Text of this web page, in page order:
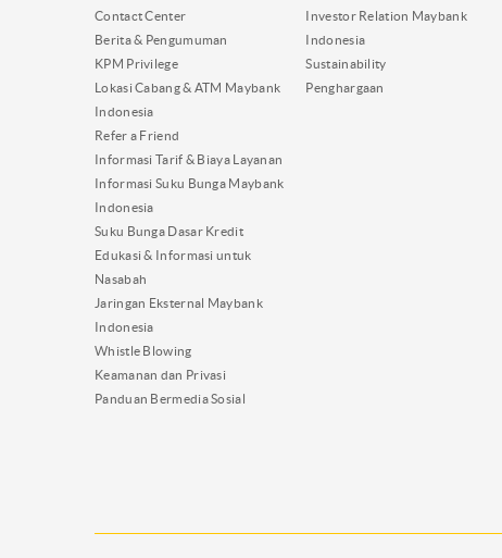
Contact Center
Berita & Pengumuman
KPM Privilege
Lokasi Cabang & ATM Maybank
Indonesia
Refer a Friend
Informasi Tarif & Biaya Layanan
Informasi Suku Bunga Maybank
Indonesia
Suku Bunga Dasar Kredit
Edukasi & Informasi untuk
Nasabah
Jaringan Eksternal Maybank
Indonesia
Whistle Blowing
Keamanan dan Privasi
Panduan Bermedia Sosial
Investor Relation Maybank
Indonesia
Sustainability
Penghargaan